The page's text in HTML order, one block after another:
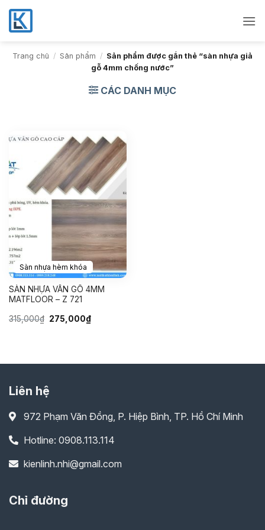
Bỏ
qua
nội
dungTrang chủ / Sản phẩm / Sản phẩm được gắn thẻ “sàn nhựa giả
gỗ 4mm chống nước”
CÁC DANH MỤC
Sàn nhựa hèm khóa
SÀN NHỰA VÂN GỖ 4MM
MATFLOOR – Z 721
315,000₫ Giá
275,000₫Giá
hiện
Liên hệ
972 Phạm Văn Đồng, P. Hiệp Bình, TP. Hồ Chí Minh
Hotline: 0908.113.114
kienlinh.nhi@gmail.com
Chỉ đường